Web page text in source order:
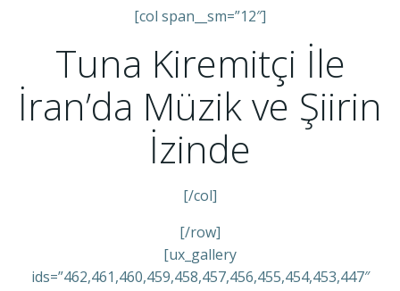
[col span__sm=”12″]
Tuna Kiremitçi İle
İran’da Müzik ve Şiirin
İzinde
[/col]
[/row]
[ux_gallery
ids=”462,461,460,459,458,457,456,455,454,453,447″